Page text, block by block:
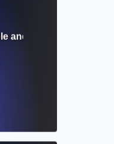
and Scholarly